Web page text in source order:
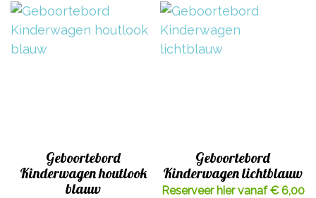
Geboortebord
Kinderwagen houtlook
blauw
Geboortebord
Kinderwagen lichtblauw
Reserveer hier vanaf € 6,00